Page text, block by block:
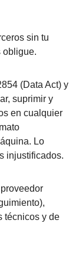
sin tu
obligue.
(Data Act) y
suprimir y
en cualquier
Lo
injustificados.
técnicos y de